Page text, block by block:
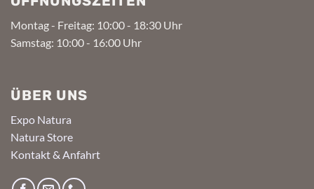
Montag - Freitag: 10:00 - 18:30 Uhr
Samstag: 10:00 - 16:00 Uhr
ÜBER UNS
Expo Natura
Natura Store
Kontakt & Anfahrt